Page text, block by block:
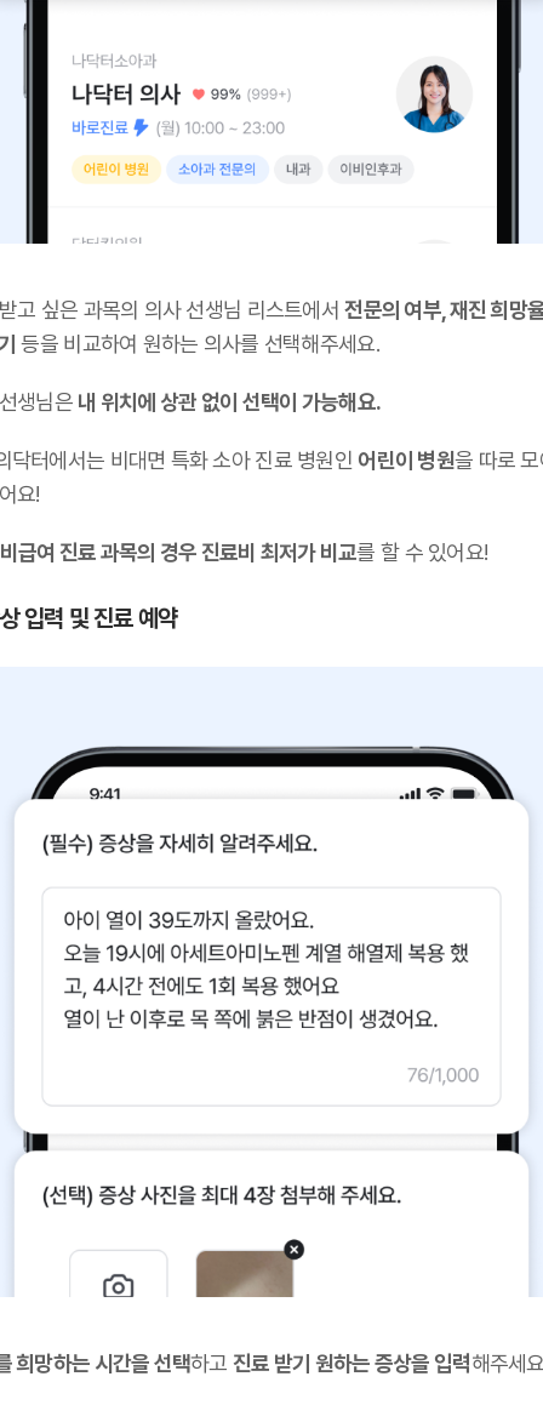
고 싶은 과목의 의사 선생님 리스트에서전문의 여부, 재진 희망
등을 비교하여 원하는 의사를 선택해주세요.
생님은 내 위치에 상관 없이 선택이 가능해요.
닥터에서는 비대면 특화 소아 진료 병원인 어린이 병원을 따로
요!
비급여 진료 과목의 경우 진료비 최저가 비교를 할 수 있어요!
입력 및 진료 예약
희망하는 시간을 선택하고 진료 받기 원하는 증상을 입력해주세